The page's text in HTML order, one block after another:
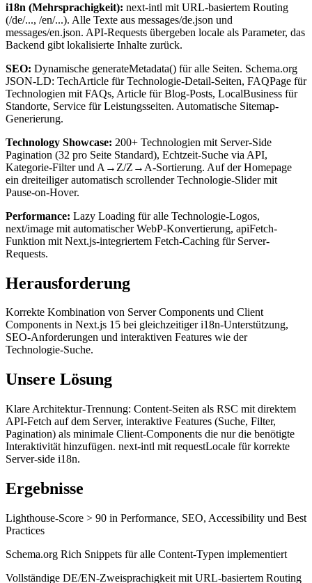
i18n (Mehrsprachigkeit): next-intl mit URL-basiertem Routing
(/de/..., /en/...). Alle Texte aus messages/de.json und
messages/en.json. API-Requests übergeben locale als Parameter, das
Backend gibt lokalisierte Inhalte zurück.
SEO: Dynamische generateMetadata() für alle Seiten. Schema.org
JSON-LD: TechArticle für Technologie-Detail-Seiten, FAQPage für
Technologien mit FAQs, Article für Blog-Posts, LocalBusiness für
Standorte, Service für Leistungsseiten. Automatische Sitemap-
Generierung.
Technology Showcase: 200+ Technologien mit Server-Side
Pagination (32 pro Seite Standard), Echtzeit-Suche via API,
Kategorie-Filter und A→Z/Z→A-Sortierung. Auf der Homepage
ein dreiteiliger automatisch scrollender Technologie-Slider mit
Pause-on-Hover.
Performance: Lazy Loading für alle Technologie-Logos,
next/image mit automatischer WebP-Konvertierung, apiFetch-
Funktion mit Next.js-integriertem Fetch-Caching für Server-
Requests.
Herausforderung
Korrekte Kombination von Server Components und Client
Components in Next.js 15 bei gleichzeitiger i18n-Unterstützung,
SEO-Anforderungen und interaktiven Features wie der
Technologie-Suche.
Unsere Lösung
Klare Architektur-Trennung: Content-Seiten als RSC mit direktem
API-Fetch auf dem Server, interaktive Features (Suche, Filter,
Pagination) als minimale Client-Components die nur die benötigte
Interaktivität hinzufügen. next-intl mit requestLocale für korrekte
Server-side i18n.
Ergebnisse
Lighthouse-Score > 90 in Performance, SEO, Accessibility und Best
Practices
Schema.org Rich Snippets für alle Content-Typen implementiert
Vollständige DE/EN-Zweisprachigkeit mit URL-basiertem Routing